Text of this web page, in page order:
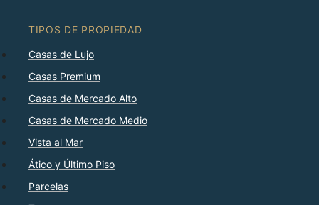
TIPOS DE PROPIEDAD
Casas de Lujo
Casas Premium
Casas de Mercado Alto
Casas de Mercado Medio
Vista al Mar
Ático y Último Piso
Parcelas